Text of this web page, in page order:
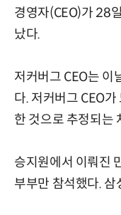
경영자(CEO)가 28
났다.
저커버그 CEO는
다. 저커버그 CEO
한 것으로 추정되는
승지원에서 이뤄진
부부만 참석했다.